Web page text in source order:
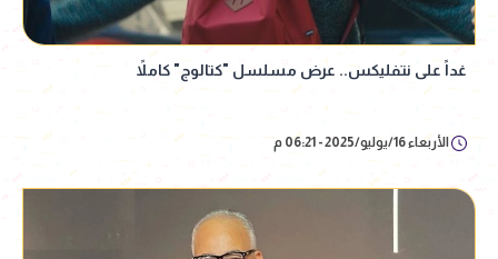
غداً على نتفليكس.. عرض مسلسل "كتالوج" كاملاً
الأربعاء 16/يوليو/2025 - 06:21 م